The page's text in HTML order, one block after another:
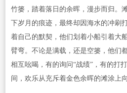
竹篓，踏着落日的余晖，漫步而归。
下岁月的痕迹，最终却因海水的冲刷
着自己的默契，他们划着小船引着大
臂弯。不论是满载，还是空篓，他们
相互吆喝，有的询问“战绩”，有的打
间，欢乐从充斥着金色余晖的滩涂